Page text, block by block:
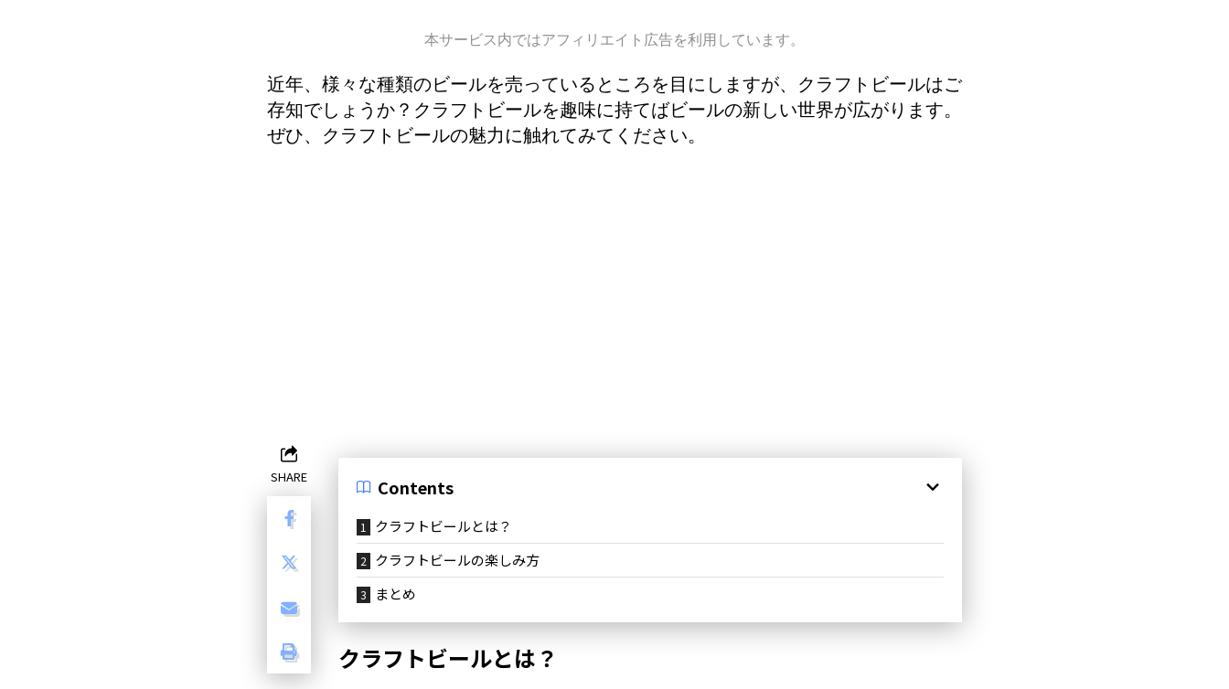
本サービス内ではアフィリエイト広告を利用しています。
近年、様々な種類のビールを売っているところを目にしますが、クラフトビールはご
存知でしょうか？クラフトビールを趣味に持てばビールの新しい世界が広がります。
ぜひ、クラフトビールの魅力に触れてみてください。
SHARE Contents
クラフトビールとは？
クラフトビールの楽しみ方
まとめ
クラフトビールとは？